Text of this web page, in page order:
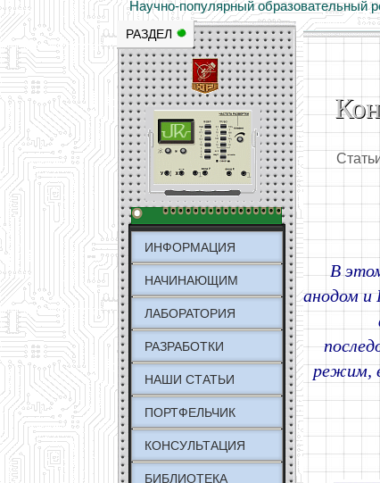
Научно-популярный образовательный
РАЗДЕЛ
ИНФОРМАЦИЯ
НАЧИНАЮЩИМ
ЛАБОРАТОРИЯ
РАЗРАБОТКИ
НАШИ СТАТЬИ
ПОРТФЕЛЬЧИК
КОНСУЛЬТАЦИЯ
БИБЛИОТЕКА
В
анодом и
режим,